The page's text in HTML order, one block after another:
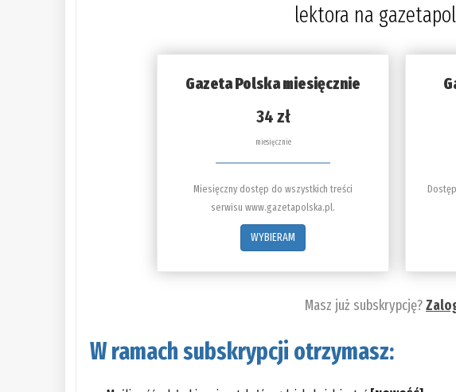
lektora na
Gazeta Polska miesięcznie
34 zł
miesięcznie
Miesięczny dostęp do wszystkich treści
serwisu www.gazetapolska.pl.
WYBIERAM
Masz już subskrypcję?
W ramach subskrypcji otrzymasz: